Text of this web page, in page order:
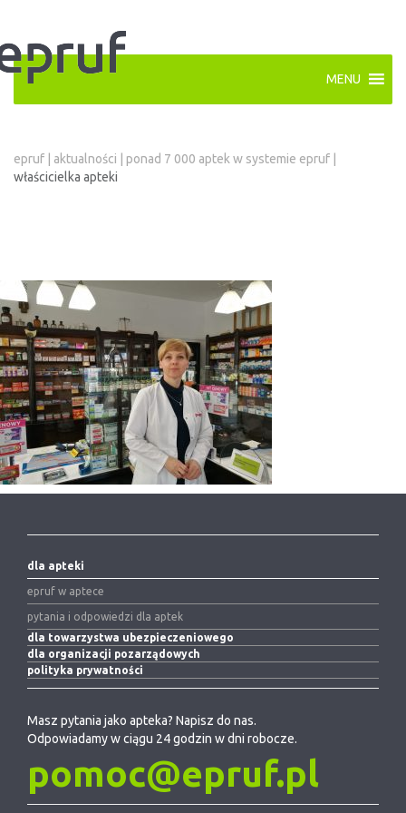
MENU
epruf aktualności ponad 7 000 aptek w systemie epruf
właścicielka apteki
dla apteki
epruf w aptece
pytania i odpowiedzi dla aptek
dla towarzystwa ubezpieczeniowego
dla organizacji pozarządowych
polityka prywatności
Masz pytania jako apteka? Napisz do nas.
Odpowiadamy w ciągu 24 godzin w dni robocze.
pomoc@epruf.pl